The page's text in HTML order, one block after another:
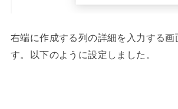
右端に作成する列の詳細を入力する画
す。以下のように設定しました。